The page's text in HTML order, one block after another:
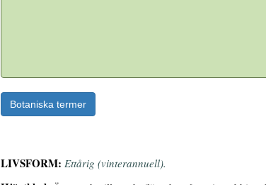
Botaniska termer
LIVSFORM: Ettårig (vinterannuell).